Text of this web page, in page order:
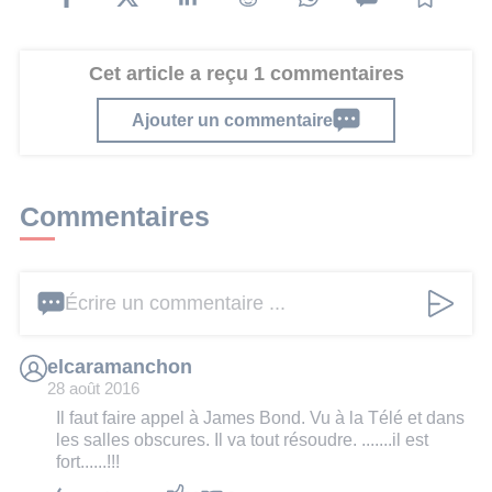
Cet article a reçu 1 commentaires
Ajouter un commentaire
Commentaires
Écrire un commentaire ...
elcaramanchon
28 août 2016
Il faut faire appel à James Bond. Vu à la Télé et dans
les salles obscures. Il va tout résoudre. .......il est
fort......!!!